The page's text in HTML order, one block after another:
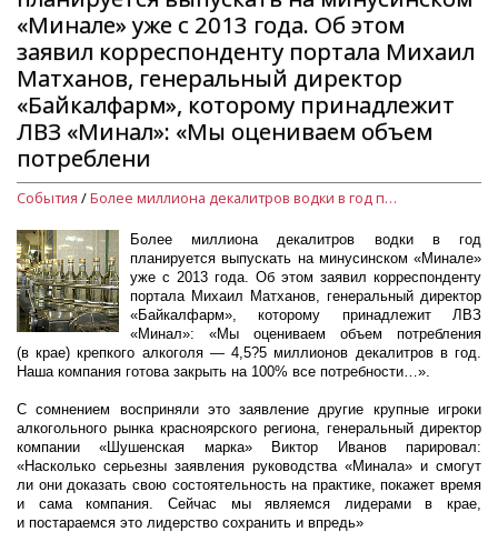
«Минале» уже с 2013 года. Об этом
заявил корреспонденту портала Михаил
Матханов, генеральный директор
«Байкалфарм», которому принадлежит
ЛВЗ «Минал»: «Мы оцениваем объем
потреблени
События / Более миллиона декалитров водки в год планируется выпускать на минусинском «Минале» уже с 2013 года. Об этом заявил корреспонденту портала Михаил Матханов, генеральный директор «Байкалфарм», которому принадлежит ЛВЗ «Минал»: «Мы оцениваем объем потреблени
Более миллиона декалитров водки в год
планируется выпускать на минусинском «Минале»
уже с 2013 года. Об этом заявил корреспонденту
портала Михаил Матханов, генеральный директор
«Байкалфарм», которому принадлежит ЛВЗ
«Минал»: «Мы оцениваем объем потребления
(в крае) крепкого алкоголя — 4,5?5 миллионов декалитров в год.
Наша компания готова закрыть на 100% все потребности…».
С сомнением восприняли это заявление другие крупные игроки
алкогольного рынка красноярского региона, генеральный директор
компании «Шушенская марка» Виктор Иванов парировал:
«Насколько серьезны заявления руководства «Минала» и смогут
ли они доказать свою состоятельность на практике, покажет время
и сама компания. Сейчас мы являемся лидерами в крае,
и постараемся это лидерство сохранить и впредь»